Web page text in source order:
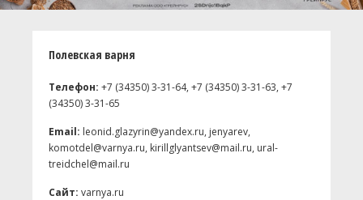
Полевская варня
Телефон: +7 (34350) 3-31-64, +7 (34350) 3-31-63, +7
(34350) 3-31-65
Email: leonid.glazyrin@yandex.ru, jenyarev,
komotdel@varnya.ru, kirillglyantsev@mail.ru, ural-
treidchel@mail.ru
Сайт: varnya.ru